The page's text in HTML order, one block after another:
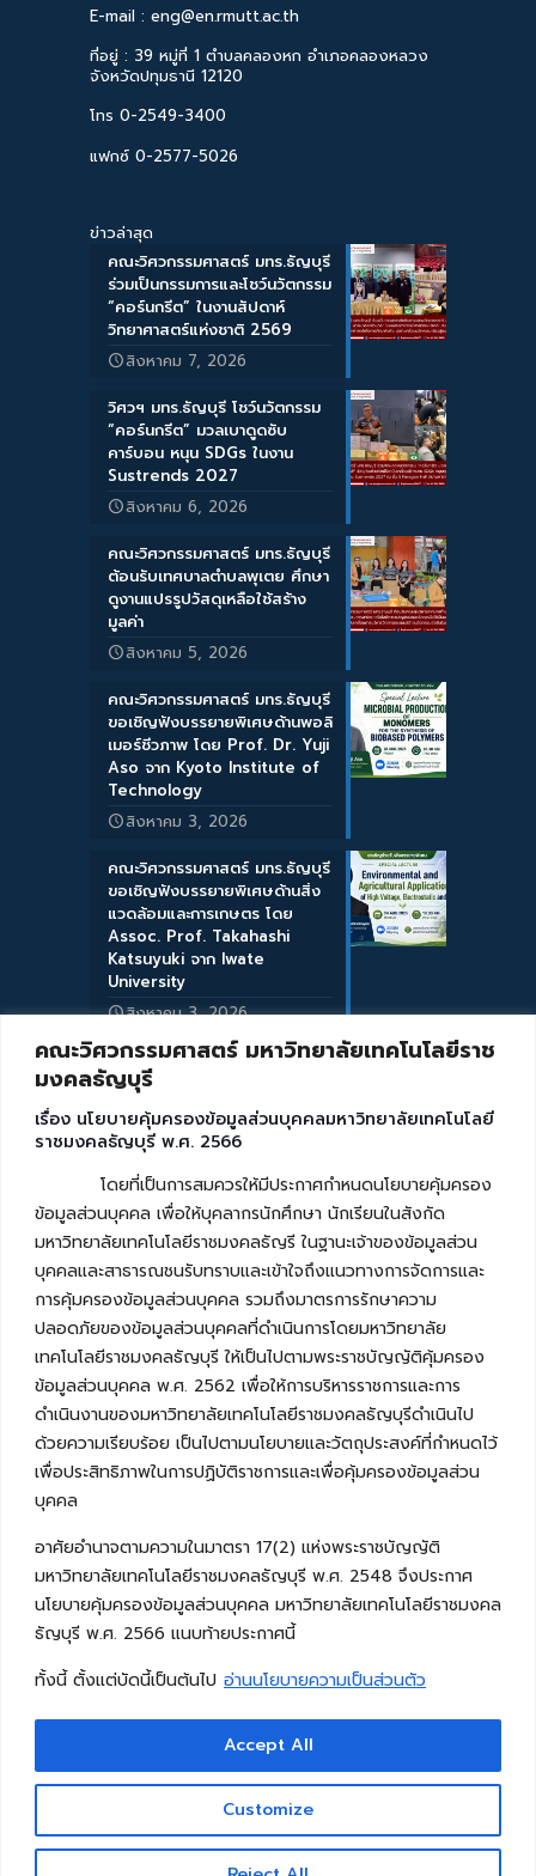
คณะวิศวกรรมศาสตร์ มหาวิทยาลัยเทคโนโลยีราช
มงคลธัญบุรี
เรื่อง นโยบายคุ้มครองข้อมูลส่วนบุคคลมหาวิทยาลัยเทคโนโลยี
ราชมงคลธัญบุรี พ.ศ. 2566
โดยที่เป็นการสมควรให้มีประกาศกำหนดนโยบายคุ้มครอง
ข้อมูลส่วนบุคคล เพื่อให้บุคลากรนักศึกษา นักเรียนในสังกัด
มหาวิทยาลัยเทคโนโลยีราชมงคลธัญรี ในฐานะเจ้าของข้อมูลส่วน
บุคคลและสาธารณชนรับทราบและเข้าใจถึงแนวทางการจัดการและ
การคุ้มครองข้อมูลส่วนบุคคล รวมถึงมาตรการรักษาความ
ปลอดภัยของข้อมูลส่วนบุคคลที่ดำเนินการโดยมหาวิทยาลัย
เทคโนโลยีราชมงคลธัญบุรี ให้เป็นไปตามพระราชบัญญัติคุ้มครอง
ข้อมูลส่วนบุคคล พ.ศ. 2562 เพื่อให้การบริหารราชการและการ
ดำเนินงานของมหาวิทยาลัยเทคโนโลยีราชมงคลธัญบุรีดำเนินไป
ด้วยความเรียบร้อย เป็นไปตามนโยบายและวัตถุประสงค์ที่กำหนดไว้
เพื่อประสิทธิภาพในการปฏิบัติราชการและเพื่อคุ้มครองข้อมูลส่วน
บุคคล
อาศัยอำนาจตามความในมาตรา 17(2) แห่งพระราชบัญญัติ
มหาวิทยาลัยเทคโนโลยีราชมงคลธัญบุรี พ.ศ. 2548 จึงประกาศ
นโยบายคุ้มครองข้อมูลส่วนบุคคล มหาวิทยาลัยเทคโนโลยีราชมงคล
ธัญบุรี พ.ศ. 2566 แนบท้ายประกาศนี้
ทั้งนี้ ตั้งแต่บัดนี้เป็นต้นไป อ่านนโยบายความเป็นส่วนตัว
Customize
Accept All
E-mail : eng@en.rmutt.ac.th
ที่อยู่ : 39 หมู่ที่ 1 ตำบลคลองหก อำเภอคลองหลวง
จังหวัดปทุมธานี 12120
โทร 0-2549-3400
แฟกซ์ 0-2577-5026
ข่าวล่าสุด
คณะวิศวกรรมศาสตร์ มทร.ธัญบุรี
ร่วมเป็นกรรมการและโชว์นวัตกรรม
“คอร์นกรีต” ในงานสัปดาห์
วิทยาศาสตร์แห่งชาติ 2569
สิงหาคม 7, 2026
วิศวฯ มทร.ธัญบุรี โชว์นวัตกรรม
“คอร์นกรีต” มวลเบาดูดซับ
คาร์บอน หนุน SDGs ในงาน
Sustrends 2027
สิงหาคม 6, 2026
คณะวิศวกรรมศาสตร์ มทร.ธัญบุรี
ต้อนรับเทศบาลตำบลพุเตย ศึกษา
ดูงานแปรรูปวัสดุเหลือใช้สร้าง
มูลค่า
สิงหาคม 5, 2026
คณะวิศวกรรมศาสตร์ มทร.ธัญบุรี
ขอเชิญฟังบรรยายพิเศษด้านพอลิ
เมอร์ชีวภาพ โดย Prof. Dr. Yuji
Aso จาก Kyoto Institute of
Technology
สิงหาคม 3, 2026
คณะวิศวกรรมศาสตร์ มทร.ธัญบุรี
ขอเชิญฟังบรรยายพิเศษด้านสิ่ง
แวดล้อมและการเกษตร โดย
Assoc. Prof. Takahashi
Katsuyuki จาก Iwate
University
สิงหาคม 3, 2026
Copyright © 2026 คณะวิศวกรรมศาสตร์ มหาวิทยาลัย
เทคโนโลยีราชมงคลธัญบุรี